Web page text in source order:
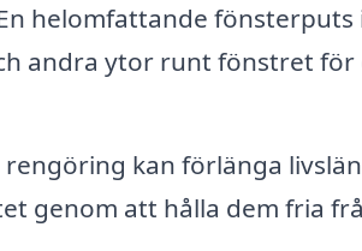
helomfattande
andra ytor runt fönstret
rengöring kan förlänga
genom att hålla dem fria